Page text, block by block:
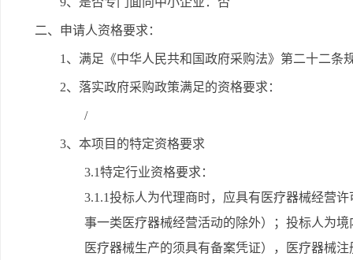
二、申请人资格要求：
1、满足《中华人民共和国政府采购法》第二十二条
2、落实政府采购政策满足的资格要求：
/
3、本项目的特定资格要求
3.1特定行业资格要求：
3.1.1投标人为代理商时，应具有医疗器械经营
事一类医疗器械经营活动的除外）；投标人为
医疗器械生产的须具有备案凭证），医疗器械